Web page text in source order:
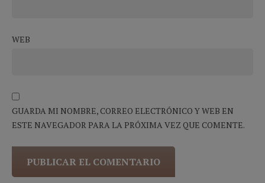
WEB
GUARDA MI NOMBRE, CORREO ELECTRÓNICO Y WEB EN
ESTE NAVEGADOR PARA LA PRÓXIMA VEZ QUE COMENTE.